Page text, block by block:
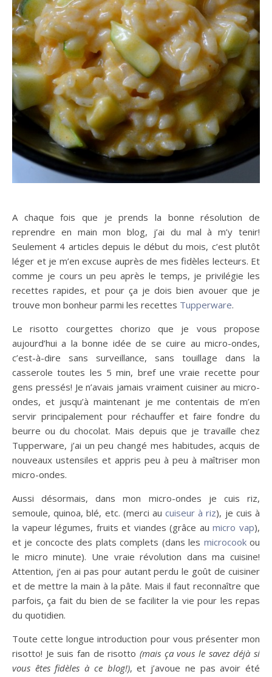
A chaque fois que je prends la bonne résolution de
reprendre en main mon blog, j’ai du mal à m’y tenir!
Seulement 4 articles depuis le début du mois, c’est plutôt
léger et je m’en excuse auprès de mes fidèles lecteurs. Et
comme je cours un peu après le temps, je privilégie les
recettes rapides, et pour ça je dois bien avouer que je
trouve mon bonheur parmi les recettes Tupperware.
Le risotto courgettes chorizo que je vous propose
aujourd’hui a la bonne idée de se cuire au micro-ondes,
c’est-à-dire sans surveillance, sans touillage dans la
casserole toutes les 5 min, bref une vraie recette pour
gens pressés! Je n’avais jamais vraiment cuisiner au micro-
ondes, et jusqu’à maintenant je me contentais de m’en
servir principalement pour réchauffer et faire fondre du
beurre ou du chocolat. Mais depuis que je travaille chez
Tupperware, j’ai un peu changé mes habitudes, acquis de
nouveaux ustensiles et appris peu à peu à maîtriser mon
micro-ondes.
Aussi désormais, dans mon micro-ondes je cuis riz,
semoule, quinoa, blé, etc. (merci aucuiseur à riz), je cuis à
la vapeur légumes, fruits et viandes (grâce aumicro vap),
et je concocte des plats complets (dans les microcookou
le micro minute). Une vraie révolution dans ma cuisine!
Attention, j’en ai pas pour autant perdu le goût de cuisiner
et de mettre la main à la pâte. Mais il faut reconnaître que
parfois, ça fait du bien de se faciliter la vie pour les repas
du quotidien.
Toute cette longue introduction pour vous présenter mon
risotto! Je suis fan de risotto (mais ça vous le savez déjà si
vous êtes fidèles à ce blog!), et j’avoue ne pas avoir été